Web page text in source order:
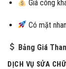
Giá công
Có mặt
Bảng Giá
DỊCH VỤ SỬA